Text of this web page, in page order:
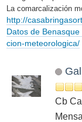
La comarcalización
http://
Datos de
cion-meteorologica/
Cb